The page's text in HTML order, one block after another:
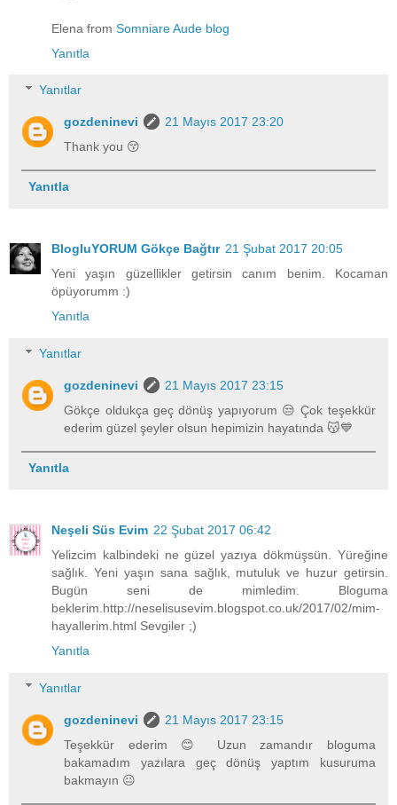
Elena from Somniare Aude blog
Yanıtla
Yanıtlar
gozdeninevi
21 Mayıs 2017 23:20
Thank you 😚
Yanıtla
BlogluYORUM Gökçe Bağtır 21 Şubat 2017 20:05
Yeni yaşın güzellikler getirsin canım benim. Kocaman
öpüyorumm :)
Yanıtla
Yanıtlar
gozdeninevi
21 Mayıs 2017 23:15
Gökçe oldukça geç dönüş yapıyorum 😒 Çok teşekkür
ederim güzel şeyler olsun hepimizin hayatında 😽💙
Yanıtla
Neşeli Süs Evim 22 Şubat 2017 06:42
Yelizcim kalbindeki ne güzel yazıya dökmüşsün. Yüreğine
sağlık. Yeni yaşın sana sağlık, mutuluk ve huzur getirsin.
Bugün seni de mimledim. Bloguma
beklerim.http://neselisusevim.blogspot.co.uk/2017/02/mim-
hayallerim.html Sevgiler ;)
Yanıtla
Yanıtlar
gozdeninevi
21 Mayıs 2017 23:15
Teşekkür ederim 😊 Uzun zamandır bloguma
bakamadım yazılara geç dönüş yaptım kusuruma
bakmayın 😐